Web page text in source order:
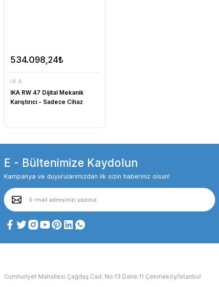
534.098,24₺
IKA
IKA RW 47 Dijital Mekanik
Karıştırıcı - Sadece Cihaz
E - Bültenimize Kaydolun
Kampanya ve duyurularımızdan ilk sizin haberiniz olsun!
Cumhuriyet Mahallesi Çağdaş Cad. No:13 Daire:11 Çekmeköy/İstanbul